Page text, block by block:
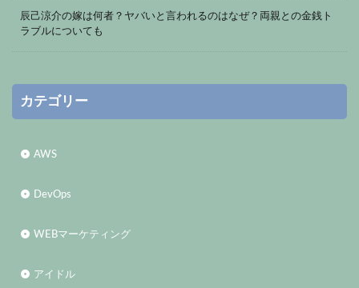
辰己涼介の嫁は何者？ヤバいと言われるのはなぜ？両親との金銭ト
ラブルについても
カテゴリー
AWS
DevOps
WEBマーケティング
アイドル